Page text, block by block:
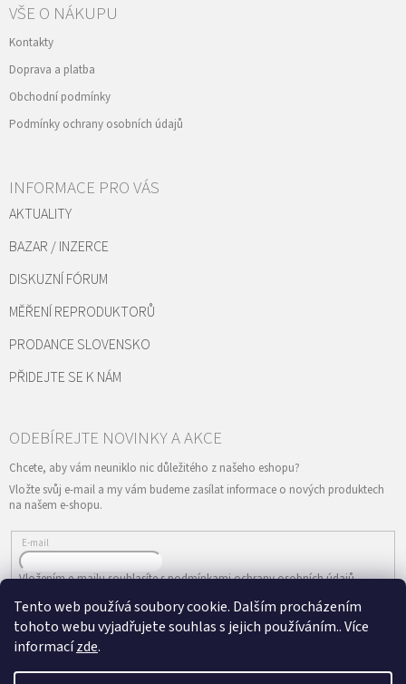
Tento web používá soubory cookie. Dalším procházením
tohoto webu vyjadřujete souhlas s jejich používáním.. Více
informacízde.
VŠE O NÁKUPU
Kontakty
Doprava a platba
Obchodní podmínky
Podmínky ochrany osobních údajů
INFORMACE PRO VÁS
AKTUALITY
BAZAR / INZERCE
DISKUZNÍ FÓRUM
MĚŘENÍ REPRODUKTORŮ
PRODANCE SLOVENSKO
PŘIDEJTE SE K NÁM
Vložte svůj e-mail a my vám budeme zasílat informace o nových produktech
na našem e-shopu.
E-mail
Vložením e-mailu souhlasíte spodmínkami ochrany osobních údajů
PŘIHLÁSIT SE